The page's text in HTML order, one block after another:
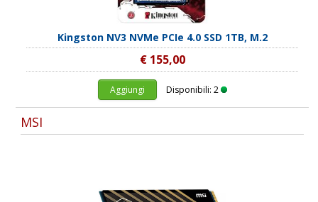
Kingston NV3 NVMe PCIe 4.0 SSD 1TB, M.2
€ 155,00
Aggiungi Disponibili: 2
MSI